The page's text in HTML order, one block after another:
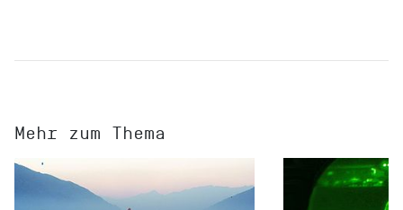
Mehr zum Thema